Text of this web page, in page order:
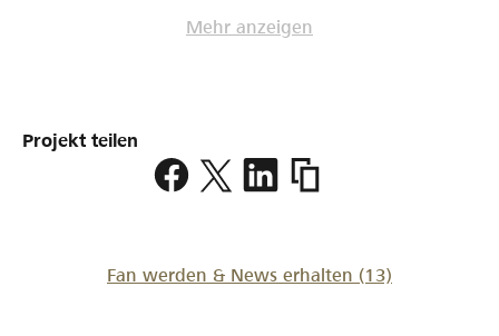
Mehr anzeigen
Projekt teilen
https://
mit-
Fan werden & News erhalten (13)